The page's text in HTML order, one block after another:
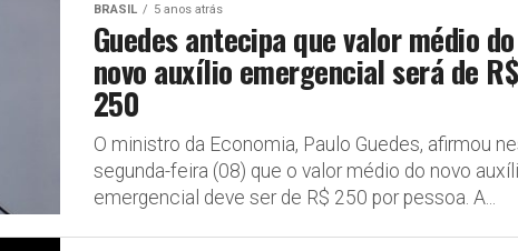
BRASIL 5 anos atrás
Guedes antecipa que valor médio do
novo auxílio emergencial será de R$
250
O ministro da Economia, Paulo Guedes, afirmou
segunda-feira (08) que o valor médio do novo
emergencial deve ser de R$ 250 por pessoa. A...